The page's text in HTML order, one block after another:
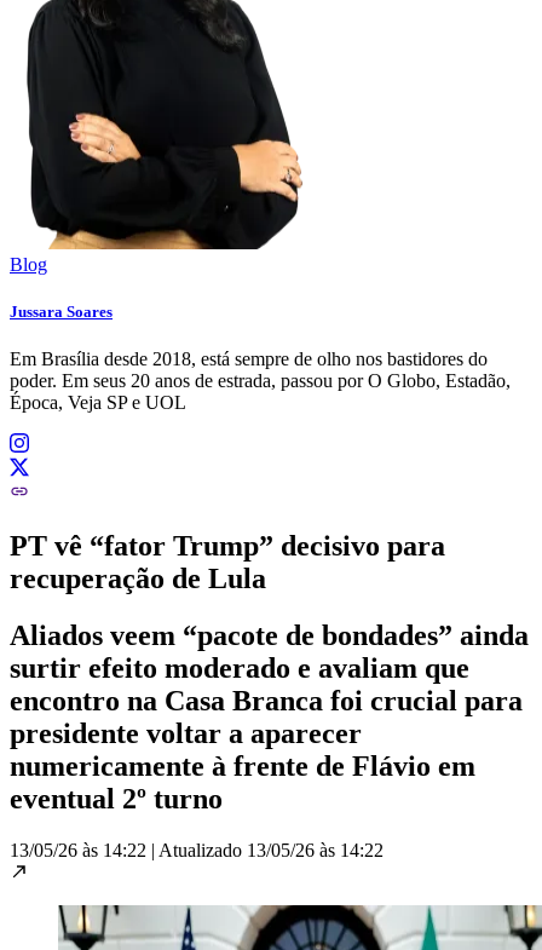
Blog
Jussara Soares
Em Brasília desde 2018, está sempre de olho nos bastidores do
poder. Em seus 20 anos de estrada, passou por O Globo, Estadão,
Época, Veja SP e UOL
PT vê “fator Trump” decisivo para
recuperação de Lula
Aliados veem “pacote de bondades” ainda
surtir efeito moderado e avaliam que
encontro na Casa Branca foi crucial para
presidente voltar a aparecer
numericamente à frente de Flávio em
eventual 2º turno
13/05/26 às 14:22 | Atualizado 13/05/26 às 14:22